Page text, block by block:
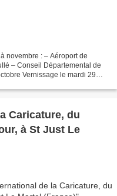
novembre : – Aéroport de
– Conseil Départemental de
Vernissage le mardi 29
Caricature, du
à St Just Le